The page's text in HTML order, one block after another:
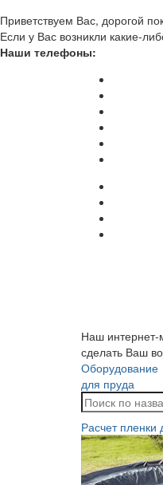
Приветствуем Вас, дорогой
Если у Вас возникли какие-
Наши телефоны:
Наш интернет-
сделать Ваш
Оборудование
для пруда
Расчет пленки